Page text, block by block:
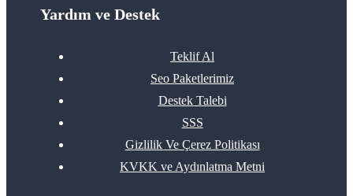
Yardım ve Destek
Teklif Al
Seo Paketlerimiz
Destek Talebi
SSS
Gizlilik Ve Çerez Politikası
KVKK ve Aydınlatma Metni